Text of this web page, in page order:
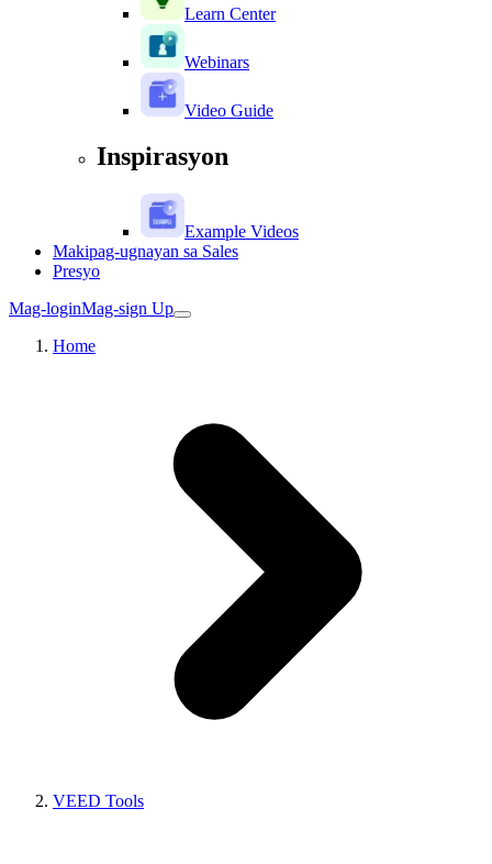
Learn Center
Webinars
Video Guide
Inspirasyon
Example Videos
Makipag-ugnayan sa Sales
Presyo
Mag-loginMag-sign Up
Home
VEED Tools